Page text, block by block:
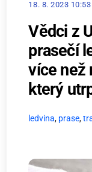
18. 8. 2023 10:53
Vědci z
prasečí
více než
který
ledvina, prase,